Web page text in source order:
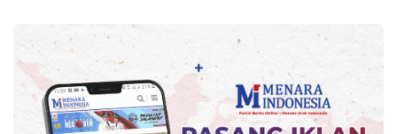
Hukum & HAM
Ekonomi
Pendidikan